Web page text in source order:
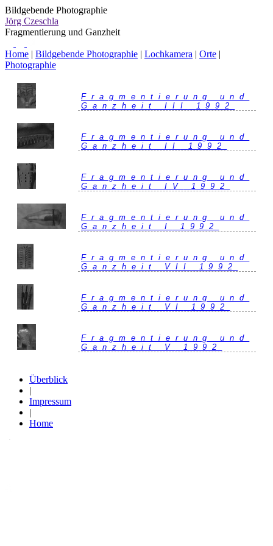
Bildgebende Photographie
Jörg Czeschla
Fragmentierung und Ganzheit
Home | Bildgebende Photographie | Lochkamera | Orte |
Photographie
Fragmentierung und
Ganzheit III
1992
Fragmentierung und
Ganzheit II
1992
Fragmentierung und
Ganzheit IV
1992
Fragmentierung und
Ganzheit I
1992
Fragmentierung und
Ganzheit VII
1992
Fragmentierung und
Ganzheit VI
1992
Fragmentierung und
Ganzheit V
1992
Überblick
|
Impressum
|
Home